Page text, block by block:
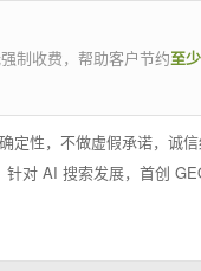
制收费，帮助客户节约至
性，不做虚假承诺，诚信
针对 AI 搜索发展，首创